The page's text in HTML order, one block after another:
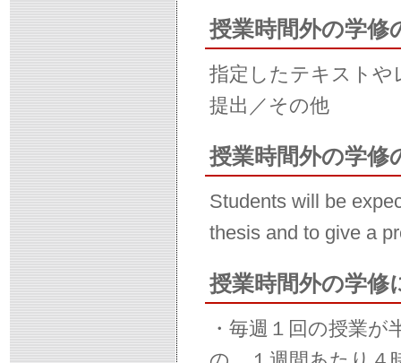
授業時間外の学修
指定したテキストや
提出／その他
授業時間外の学修
Students will be
thesis and to give a
授業時間外の学修
・毎週１回の授業